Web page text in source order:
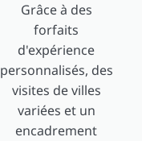
Grâce à des
forfaits
d'expérience
personnalisés, des
visites de villes
variées et un
encadrement